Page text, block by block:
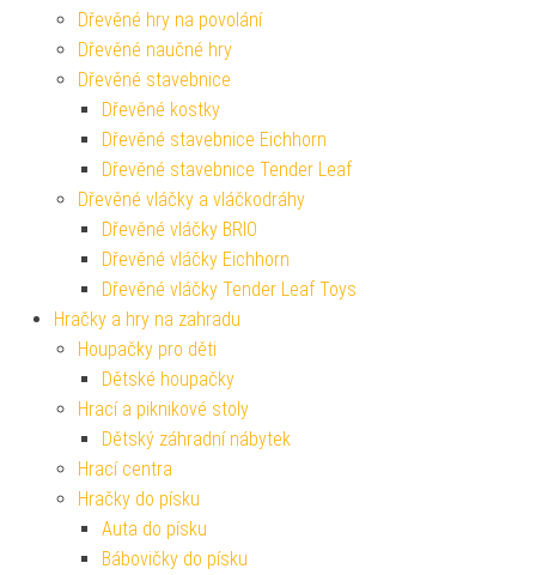
Dřevěné hry na povolání
Dřevěné naučné hry
Dřevěné stavebnice
Dřevěné kostky
Dřevěné stavebnice Eichhorn
Dřevěné stavebnice Tender Leaf
Dřevěné vláčky a vláčkodráhy
Dřevěné vláčky BRIO
Dřevěné vláčky Eichhorn
Dřevěné vláčky Tender Leaf Toys
Hračky a hry na zahradu
Houpačky pro děti
Dětské houpačky
Hrací a piknikové stoly
Dětský záhradní nábytek
Hrací centra
Hračky do písku
Auta do písku
Bábovičky do písku